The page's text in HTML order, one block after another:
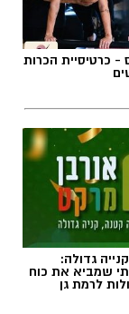
- כרטיסיית הכרות
גדולה:
שמביא את כוח
לרמת גן